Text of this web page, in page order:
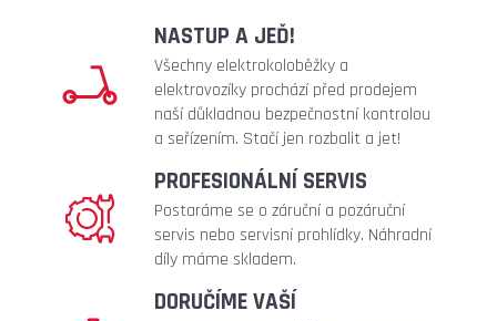
NASTUP A JEĎ!
Všechny elektrokoloběžky a
elektrovozíky prochází před prodejem
naší důkladnou bezpečnostní kontrolou
a seřízením. Stačí jen rozbalit a jet!
PROFESIONÁLNÍ SERVIS
Postaráme se o záruční a pozáruční
servis nebo servisní prohlídky. Náhradní
díly máme skladem.
DORUČÍME VAŠÍ